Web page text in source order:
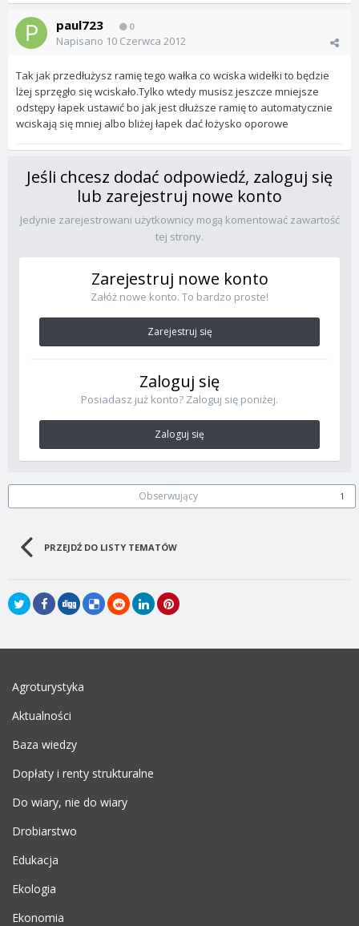
paul723 0
Napisano 10 Czerwca 2012
Tak jak przedłużysz ramię tego wałka co wciska widełki to będzie
lżej sprzęgło się wciskało.Tylko wtedy musisz jeszcze mniejsze
odstępy łapek ustawić bo jak jest dłuższe ramię to automatycznie
wciskają się mniej albo bliżej łapek dać łożysko oporowe
Jeśli chcesz dodać odpowiedź, zaloguj się
lub zarejestruj nowe konto
Jedynie zarejestrowani użytkownicy mogą komentować zawartość
tej strony.
Zarejestruj nowe konto
Załóż nowe konto. To bardzo proste!
Zarejestruj się
Zaloguj się
Posiadasz już konto? Zaloguj się poniżej.
Zaloguj się
Obserwujący 1
PRZEJDŹ DO LISTY TEMATÓW
Agroturystyka
Aktualności
Baza wiedzy
Dopłaty i renty strukturalne
Do wiary, nie do wiary
Drobiarstwo
Edukacja
Ekologia
Ekonomia